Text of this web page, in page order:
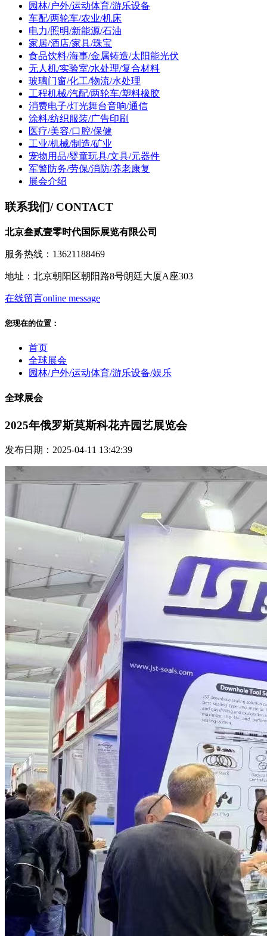
园林/户外/运动体育/游乐设备
车配/两轮车/农业/机床
电力/照明/新能源/石油
家居/酒店/家具/珠宝
食品饮料/海事/金属铸造/太阳能光伏
无人机/实验室/水处理/复合材料
玻璃门窗/化工/物流/水处理
工程机械/汽配/两轮车/塑料橡胶
消费电子/灯光舞台音响/通信
涂料/纺织服装/广告印刷
医疗/美容/口腔/保健
工业/机械/制造/矿业
宠物用品/婴童玩具/文具/元器件
军警防务/劳保/消防/养老康复
展会介绍
联系我们/ CONTACT
北京叁贰壹零时代国际展览有限公司
服务热线：13621188469
地址：北京朝阳区朝阳路8号朗廷大厦A座303
在线留言online message
您现在的位置：
首页
全球展会
园林/户外/运动体育/游乐设备/娱乐
全球展会
2025年俄罗斯莫斯科花卉园艺展览会
发布日期：2025-04-11 13:42:39